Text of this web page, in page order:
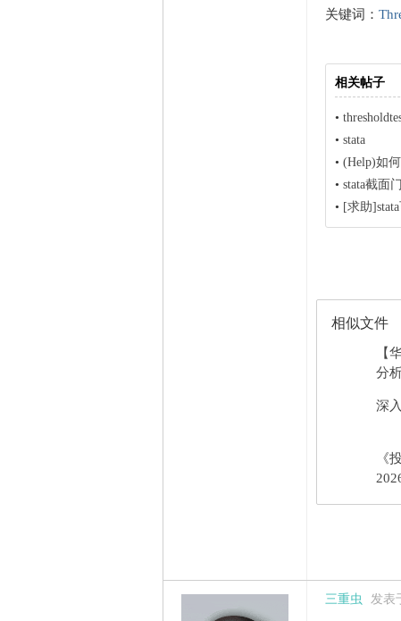
关键词：
相关帖子
•
• stata
• (Help)如
• stata截面
• [求助
相似文件
【
分
深
《
三重虫 发表